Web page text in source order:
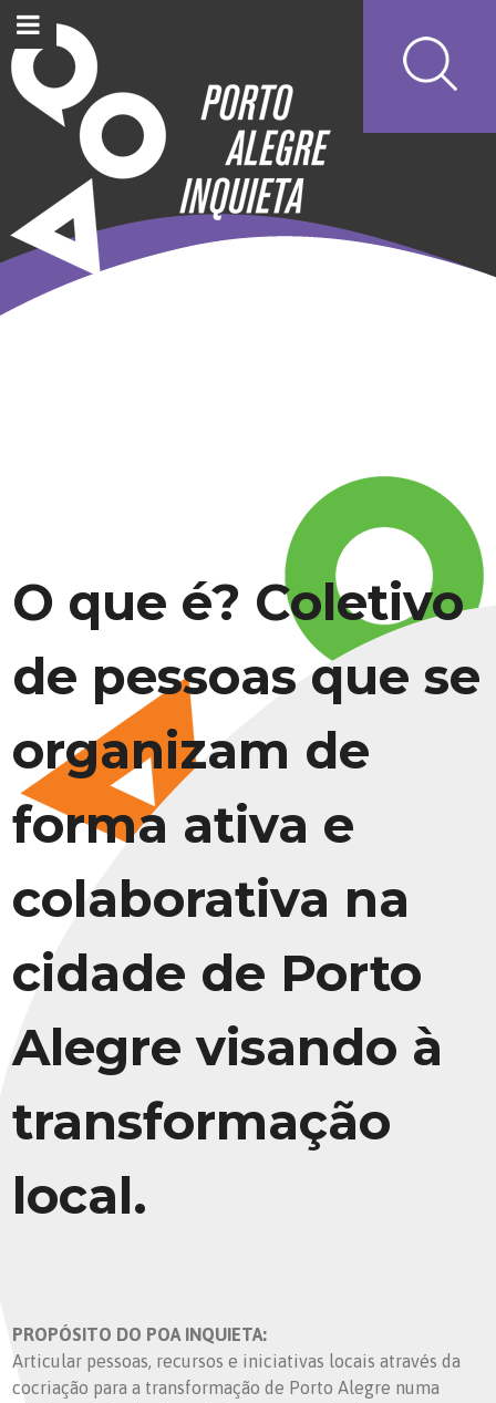
O que é? Coletivo
de pessoas que se
organizam de
forma ativa e
colaborativa na
cidade de Porto
Alegre visando à
transformação
local.
PROPÓSITO DO POA INQUIETA:
Articular pessoas, recursos e iniciativas locais através da
cocriação para a transformação de Porto Alegre numa